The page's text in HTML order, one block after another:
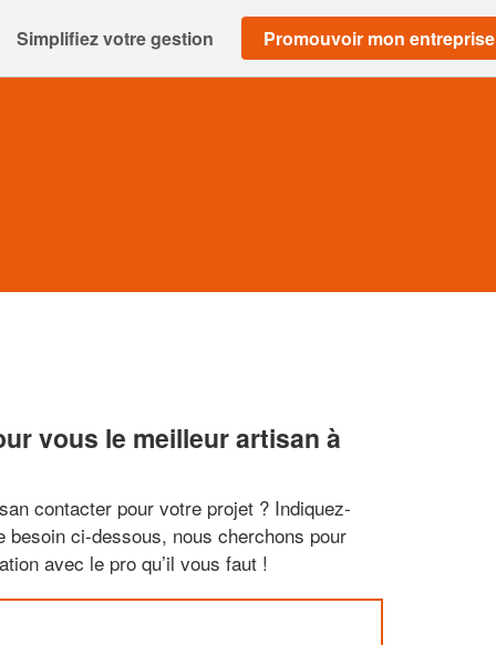
Simplifiez votre gestion Promouvoir mon entreprise
vous le meilleur artisan à
contacter pour votre projet ? Indiquez-
besoin ci-dessous, nous cherchons pour
avec le pro qu’il vous faut !